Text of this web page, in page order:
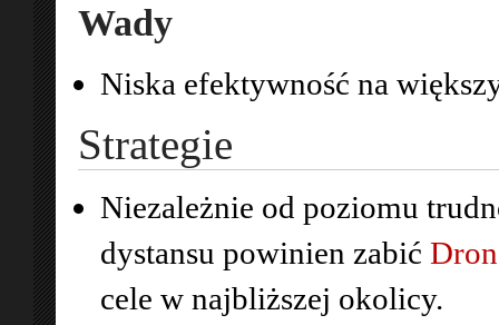
Wady
Niska efektywność na
Strategie
Niezależnie od poziomu
dystansu powinien zabić
cele w najbliższej okolicy.